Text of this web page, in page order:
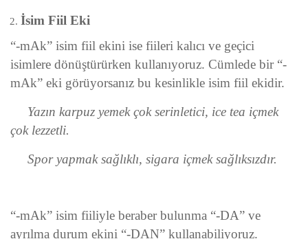
İsim Fiil Eki
“-mAk” isim fiil ekini ise fiileri kalıcı ve geçici
isimlere dönüştürürken kullanıyoruz. Cümlede bir “-
mAk” eki görüyorsanız bu kesinlikle isim fiil ekidir.
Yazın karpuz yemek çok serinletici, ice tea içmek
çok lezzetli.
Spor yapmak sağlıklı, sigara içmek sağlıksızdır.
“-mAk” isim fiiliyle beraber bulunma “-DA” ve
ayrılma durum ekini “-DAN” kullanabiliyoruz.